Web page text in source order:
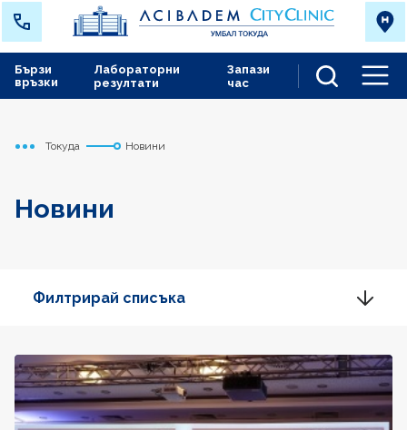
Лабораторни
резултати
Запази
час
Бързи
връзки
Начало
Токуда Новини
Новини
Филтрирай списъка